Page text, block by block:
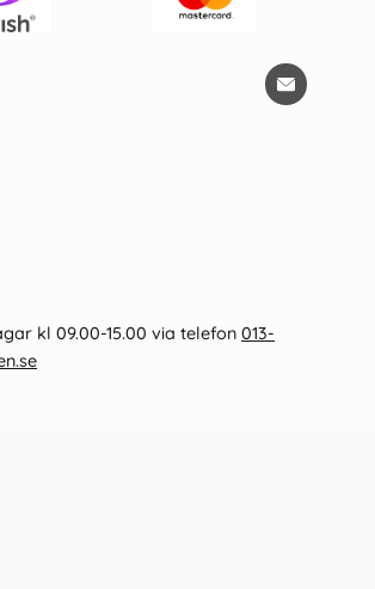
kl 09.00-15.00 via telefon 013-